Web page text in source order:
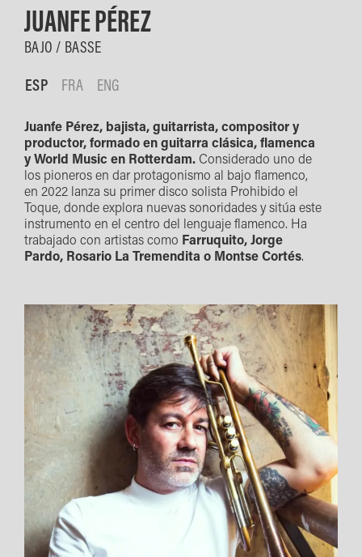
JUANFE PÉREZ
BAJO / BASSE
ESP
FRA ENG
Juanfe Pérez, bajista, guitarrista, compositor y
productor, formado en guitarra clásica, flamenca
y World Music en Rotterdam. Considerado uno de
los pioneros en dar protagonismo al bajo flamenco,
en 2022 lanza su primer disco solista Prohibido el
Toque, donde explora nuevas sonoridades y sitúa este
instrumento en el centro del lenguaje flamenco. Ha
trabajado con artistas como Farruquito, Jorge
Pardo, Rosario La Tremendita o Montse Cortés.